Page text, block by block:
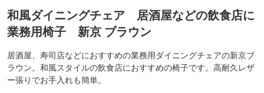
和風ダイニングチェア 居酒屋などの飲食店に
業務用椅子 新京 ブラウン
居酒屋、寿司店などにおすすめの業務用ダイニングチェアの新京ブ
ラウン。和風スタイルの飲食店におすすめの椅子です。高耐久レザ
ー張りでお手入れも簡単。